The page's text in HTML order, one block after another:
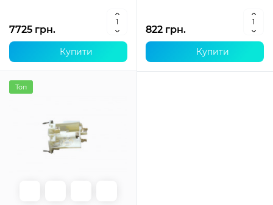
7725 грн.
Купити
822 грн.
Купити
Топ